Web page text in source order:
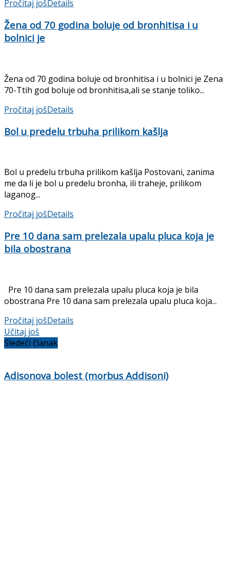
Pročitaj jošDetails
Žena od 70 godina boluje od bronhitisa i u
bolnici je
Žena od 70 godina boluje od bronhitisa i u bolnici je Zena
70-Ttih god boluje od bronhitisa,ali se stanje toliko...
Pročitaj jošDetails
Bol u predelu trbuha prilikom kašlja
Bol u predelu trbuha prilikom kašlja Postovani, zanima
me da li je bol u predelu bronha, ili traheje, prilikom
laganog...
Pročitaj jošDetails
Pre 10 dana sam prelezala upalu pluca koja je
bila obostrana
Pre 10 dana sam prelezala upalu pluca koja je bila
obostrana Pre 10 dana sam prelezala upalu pluca koja...
Pročitaj jošDetails
Učitaj još
Sledeći članak
Adisonova bolest (morbus Addisoni)